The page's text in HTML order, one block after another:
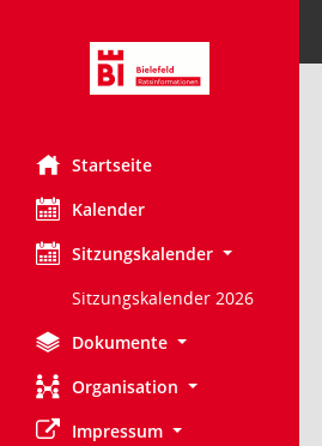
Startseite
Kalender
Sitzungskalender
Sitzungskalender 2026
Dokumente
Organisation
Impressum